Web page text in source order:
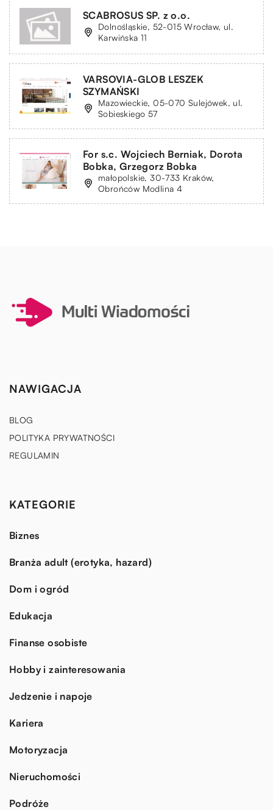
SCABROSUS SP. z o.o.
Dolnośląskie, 52-015 Wrocław, ul.
Karwińska 11
VARSOVIA-GLOB LESZEK
SZYMAŃSKI
Mazowieckie, 05-070 Sulejówek, ul.
Sobieskiego 57
For s.c. Wojciech Berniak, Dorota
Bobka, Grzegorz Bobka
małopolskie, 30-733 Kraków,
Obrońców Modlina 4
NAWIGACJA
BLOG
POLITYKA PRYWATNOŚCI
REGULAMIN
KATEGORIE
Biznes
Branża adult (erotyka, hazard)
Dom i ogród
Edukacja
Finanse osobiste
Hobby i zainteresowania
Jedzenie i napoje
Kariera
Motoryzacja
Nieruchomości
Podróże